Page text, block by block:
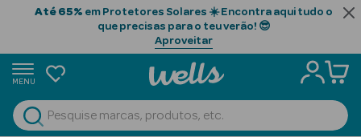
Até 65% em Protetores Solares ☀️ Encontra aqui tudo o
que precisas para o teu verão! 😎
Aproveitar
MENU
Ver Tudo